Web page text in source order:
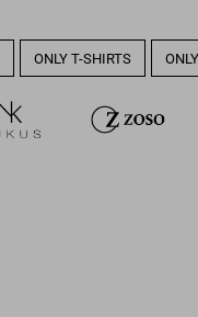
ONLY T-SHIRTS